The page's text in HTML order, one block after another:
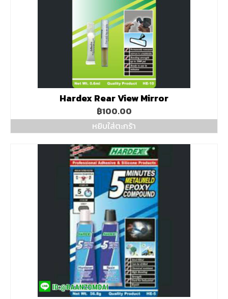
Hardex Rear View Mirror
฿100.00
หยิบใส่ตะกร้า